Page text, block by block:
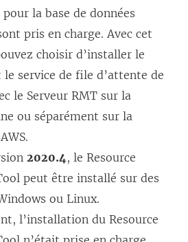
pour la base de données
pris en charge. Avec cet
choisir d’installer le
service de file d’attente de
le Serveur RMT sur la
ou séparément sur la
2020.4, le Resource
peut être installé sur des
ou Linux.
l’installation du Resource